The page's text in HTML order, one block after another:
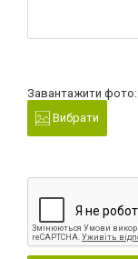
Завантажити фото:
Вибрати